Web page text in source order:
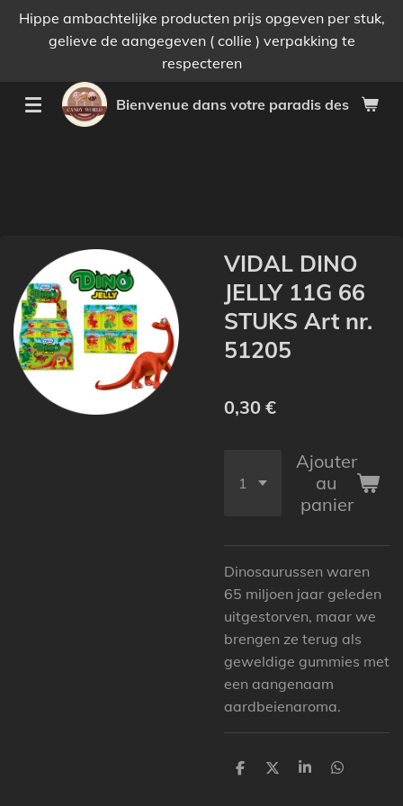
Passer
principal
Bienvenue dans votre paradis des
Hippe ambachtelijke producten prijs opgeven per stuk,
gelieve de aangegeven ( collie ) verpakking te
respecteren
VIDAL DINO
JELLY 11G 66
STUKS Art nr.
51205
0,30 €
Ajouter
au
panier
Dinosaurussen waren
65 miljoen jaar geleden
uitgestorven, maar we
brengen ze terug als
geweldige gummies met
een aangenaam
aardbeienaroma.
P
P
P
P